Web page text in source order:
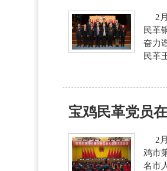
2月
民革
奋力
民革
宝鸡民革党员
2月
鸡市
名市